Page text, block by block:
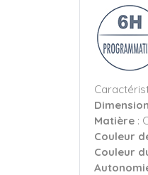
Matière :
Couleur
Couleur